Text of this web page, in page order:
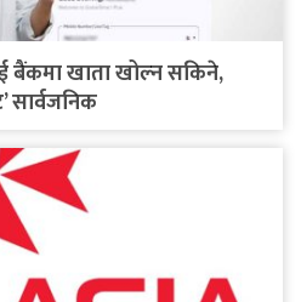
खाता खोल्न सकिने,
सार्वजनिक